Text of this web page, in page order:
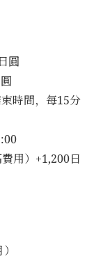
圓
時間，每15分
）+1,200日